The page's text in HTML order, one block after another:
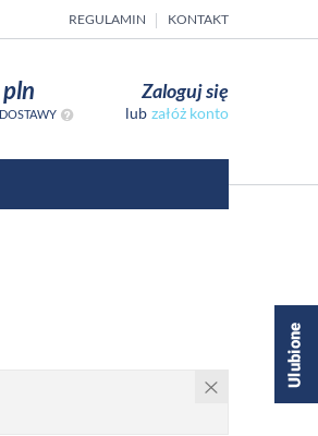
REGULAMIN KONTAKT
Zaloguj się
załóż konto